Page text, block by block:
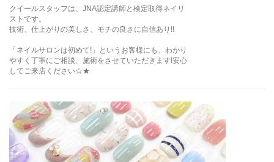
クイールスタッフは、JNA認定講師と検定取得ネイリ
ストです。
技術、仕上がりの美しさ、モチの良さに自信あり!!
「ネイルサロンは初めて!」というお客様にも、わかり
やすく丁寧にご相談、施術をさせていただきます!安心
してご来店ください☆★